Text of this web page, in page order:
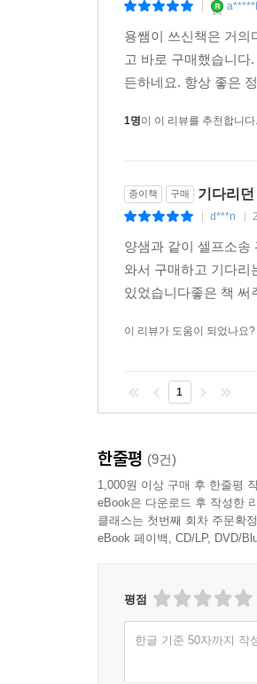
제2장 따라 하면 무조건
아파트 1 18대 1을 뚫고
사례에서 배우는 실전 경
사례에서 배우는 실전 경
아파트 4 시즌방 수요를
사례에서 배우는 실전 경
아파트 5 청주 아파트 2개
사례에서 배우는 실전 경
아파트 6 등기부 오류 물
아파트 7 2등맨, 꾸준함의
아파트 8 교통 호재에 올
사례에서 배우는 실전 경
사례에서 배우는 실전 경
빌라 2 인테리어 없이 재
사례에서 배우는 실전 경
제3장 따라 하면 무조건 돈
아파트 1 1년간의 협상 끝
아파트 2 소원해진 가족
용쌤이 쓰신책은 거의
고 바로 구매했습니
든하네요. 항상 좋은
1명이 이 리뷰를 추천합니다.
종이책 구매 기다리
d***n
양샘과 같이 셀프소송
와서 구매하고 기다리
있었습니다좋은 책 써
이 리뷰가 도움이 되었나요?
1
한줄평 (9건)
1,000원 이상 구매 후 한줄평
eBook은 다운로드 후 작성한
클래스는 첫번째 회차 주문확
eBook 페이백, CD/LP, DVD/
평점
한글 기준 50자까지 작